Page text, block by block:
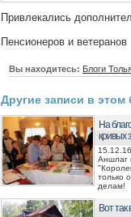
Привлекались
Пенсионеров и
Вы находитесь: Блоги
Другие записи в этом
На
кривых
15.12.16
Аншлаг
только
делам!
Вот